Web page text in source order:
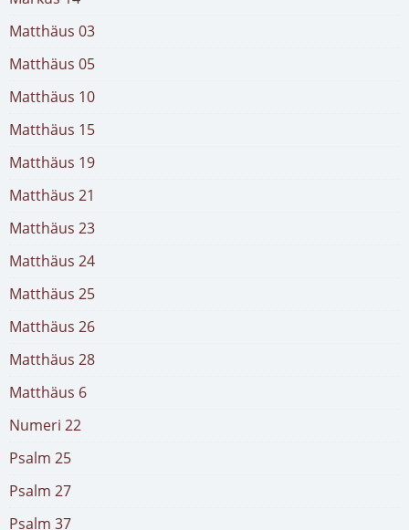
Matthäus 03
Matthäus 05
Matthäus 10
Matthäus 15
Matthäus 19
Matthäus 21
Matthäus 23
Matthäus 24
Matthäus 25
Matthäus 26
Matthäus 28
Matthäus 6
Numeri 22
Psalm 25
Psalm 27
Psalm 37